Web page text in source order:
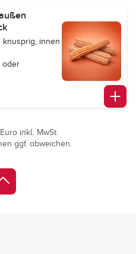
knusprig, innen
oder
inkl. MwSt.
ggf. abweichen.